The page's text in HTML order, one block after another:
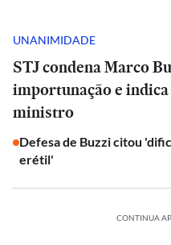
UNANIMIDADE
STJ condena Marco
importunação e
ministro
Defesa de Buzzi citou
erétil'
CONTINUA